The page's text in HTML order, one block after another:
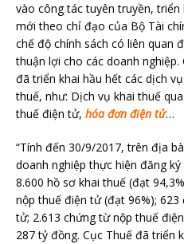
vào công tác tuyên truyền, triển
mới theo chỉ đạo của Bộ Tài
chế độ chính sách có liên quan
thuận lợi cho các doanh
đã triển khai hầu hết các dịch
thuế, như: Dịch vụ khai thuế
thuế điện tử, hóa đơn điện tử…
“Tính đến 30/9/2017, trên địa
doanh nghiệp thực hiện đăng
8.600 hồ sơ khai thuế (đạt
nộp thuế điện tử (đạt 96%);
tử; 2.613 chứng từ nộp thuế
287 tỷ đồng. Cục Thuế đã triển